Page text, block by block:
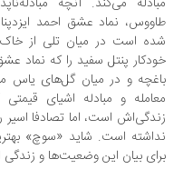
نماد عشق احمد ایزدپناه
است در میان تلی از خاک و
پنتل سفید را که نماد عشق
و در میان گل‌های یاس
و مبادله اشیای قیمتی
است، اما تصادفا اسیر
است. شاید «سوچ» بهترین و
بیان این وضعیت‌ها و زندگی این